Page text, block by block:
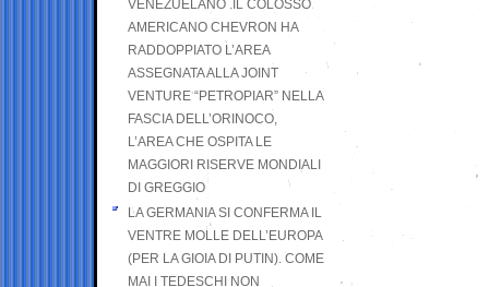
VENEZUELANO .IL COLOSSO
AMERICANO CHEVRON HA
RADDOPPIATO L’AREA
ASSEGNATA ALLA JOINT
VENTURE “PETROPIAR” NELLA
FASCIA DELL’ORINOCO,
L’AREA CHE OSPITA LE
MAGGIORI RISERVE MONDIALI
DI GREGGIO
LA GERMANIA SI CONFERMA IL
VENTRE MOLLE DELL’EUROPA
(PER LA GIOIA DI PUTIN). COME
MAI I TEDESCHI NON